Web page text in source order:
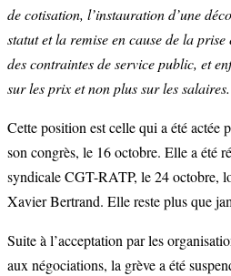
de cotisation, l’instauration d’une
statut et la remise en cause de la
des contraintes de service public, et
sur les prix et non plus sur les salaires.
Cette position est celle qui a été actée
son congrès, le 16 octobre. Elle a été
syndicale CGT-RATP, le 24 octobre,
Xavier Bertrand. Elle reste plus que
Suite à l’acceptation par les
aux négociations, la grève a été